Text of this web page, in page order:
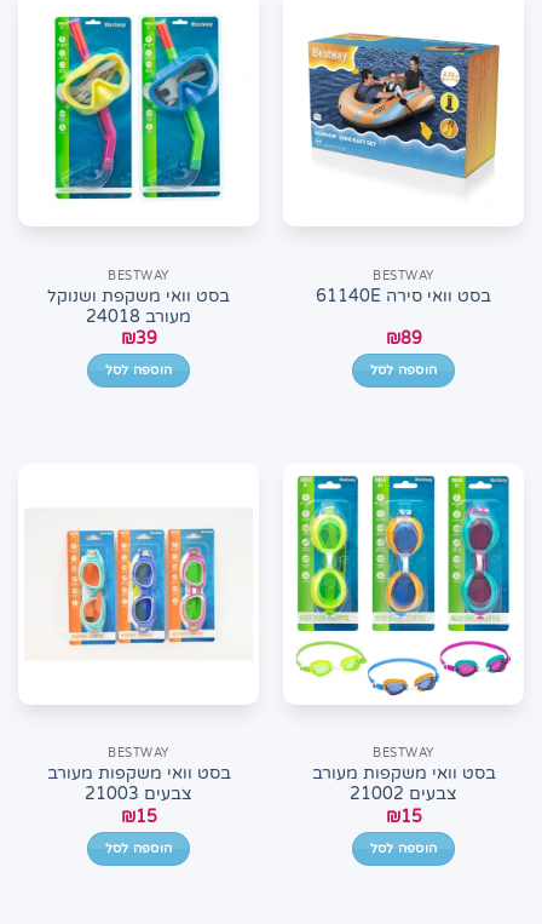
BESTWAY
בסט וואי סירה 61140E
₪89
הוספה לסל
BESTWAY
בסט וואי משקפת ושנוקל
מעורב 24018
₪39
הוספה לסל
BESTWAY
בסט וואי משקפות מעורב
צבעים 21002
₪15
הוספה לסל
BESTWAY
בסט וואי משקפות מעורב
צבעים 21003
₪15
הוספה לסל